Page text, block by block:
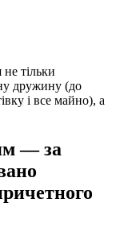
тільки
дружину (до
і все майно), а
— за